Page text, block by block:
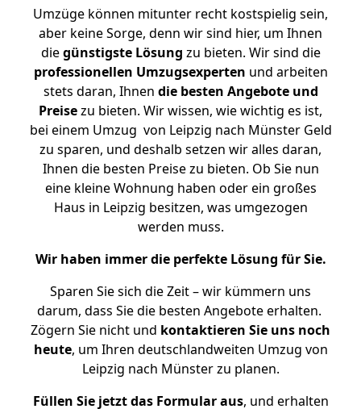
Umzüge können mitunter recht kostspielig sein,
aber keine Sorge, denn wir sind hier, um Ihnen
diegünstigste Lösung zu bieten. Wir sind die
professionellen Umzugsexperten und arbeiten
stets daran, Ihnen die besten Angebote und
Preisezu bieten. Wir wissen, wie wichtig es ist,
bei einem Umzug von Leipzig nach Münster Geld
zu sparen, und deshalb setzen wir alles daran,
Ihnen die besten Preise zu bieten. Ob Sie nun
eine kleine Wohnung haben oder ein großes
Haus in Leipzig besitzen, was umgezogen
werden muss.
Wir haben immer die perfekte Lösung für Sie.
Sparen Sie sich die Zeit – wir kümmern uns
darum, dass Sie die besten Angebote erhalten.
Zögern Sie nicht und kontaktieren Sie uns noch
heute, um Ihren deutschlandweiten Umzug von
Leipzig nach Münster zu planen.
Füllen Sie jetzt das Formular aus, und erhalten